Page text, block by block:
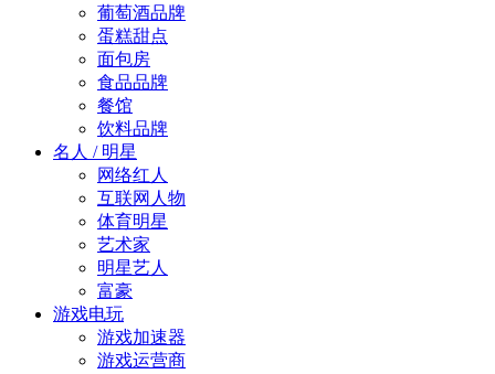
葡萄酒品牌
蛋糕甜点
面包房
食品品牌
餐馆
饮料品牌
名人 / 明星
网络红人
互联网人物
体育明星
艺术家
明星艺人
富豪
游戏电玩
游戏加速器
游戏运营商